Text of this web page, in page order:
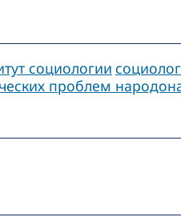
социологии
проблем